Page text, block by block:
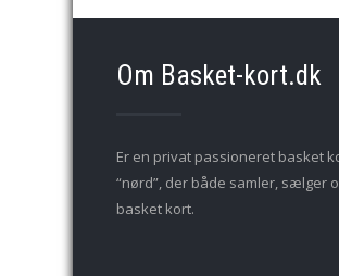
Om Basket-kort.dk
Er en privat passioneret basket
“nørd”, der både samler, sælger
basket kort.